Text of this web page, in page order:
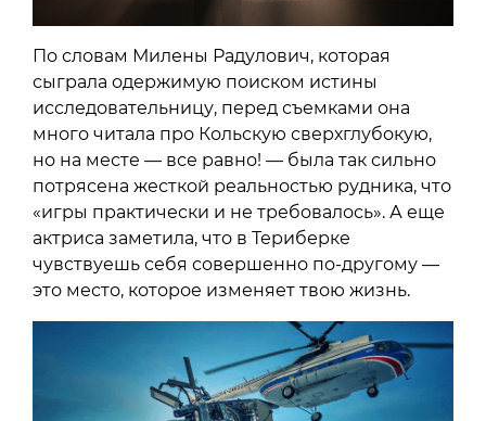
По словам Милены Радулович, которая
сыграла одержимую поиском истины
исследовательницу, перед съемками она
много читала про Кольскую сверхглубокую,
но на месте — все равно! — была так сильно
потрясена жесткой реальностью рудника, что
«игры практически и не требовалось». А еще
актриса заметила, что в Териберке
чувствуешь себя совершенно по-другому —
это место, которое изменяет твою жизнь.